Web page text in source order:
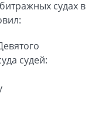
судах в
судей: